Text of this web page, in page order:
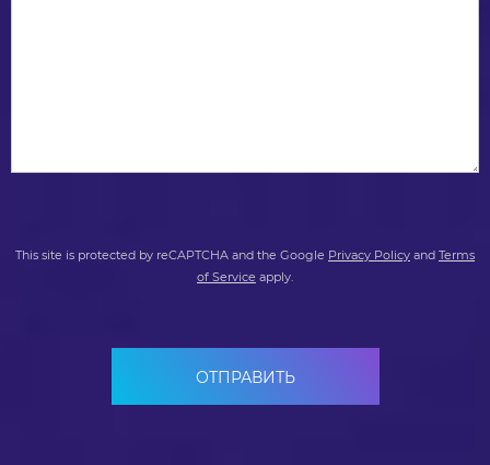
This site is protected by reCAPTCHA and the Google Privacy Policy and Terms
of Service apply.
ОТПРАВИТЬ